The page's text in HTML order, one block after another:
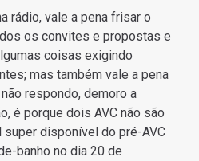
rádio, vale a pena frisar o
os convites e propostas e
coisas exigindo
mas também vale a pena
respondo, demoro a
é porque dois AVC não são
super disponível do pré-AVC
banho no dia 20 de